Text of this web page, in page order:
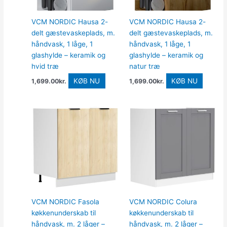
VCM NORDIC Hausa 2-
delt gæstevaskeplads, m.
håndvask, 1 låge, 1
glashylde – keramik og
hvid træ
1,699.00kr. KØB NU
VCM NORDIC Hausa 2-
delt gæstevaskeplads, m.
håndvask, 1 låge, 1
glashylde – keramik og
natur træ
1,699.00kr. KØB NU
VCM NORDIC Fasola
køkkenunderskab til
håndvask, m. 2 låger –
VCM NORDIC Colura
køkkenunderskab til
håndvask, m. 2 låger –